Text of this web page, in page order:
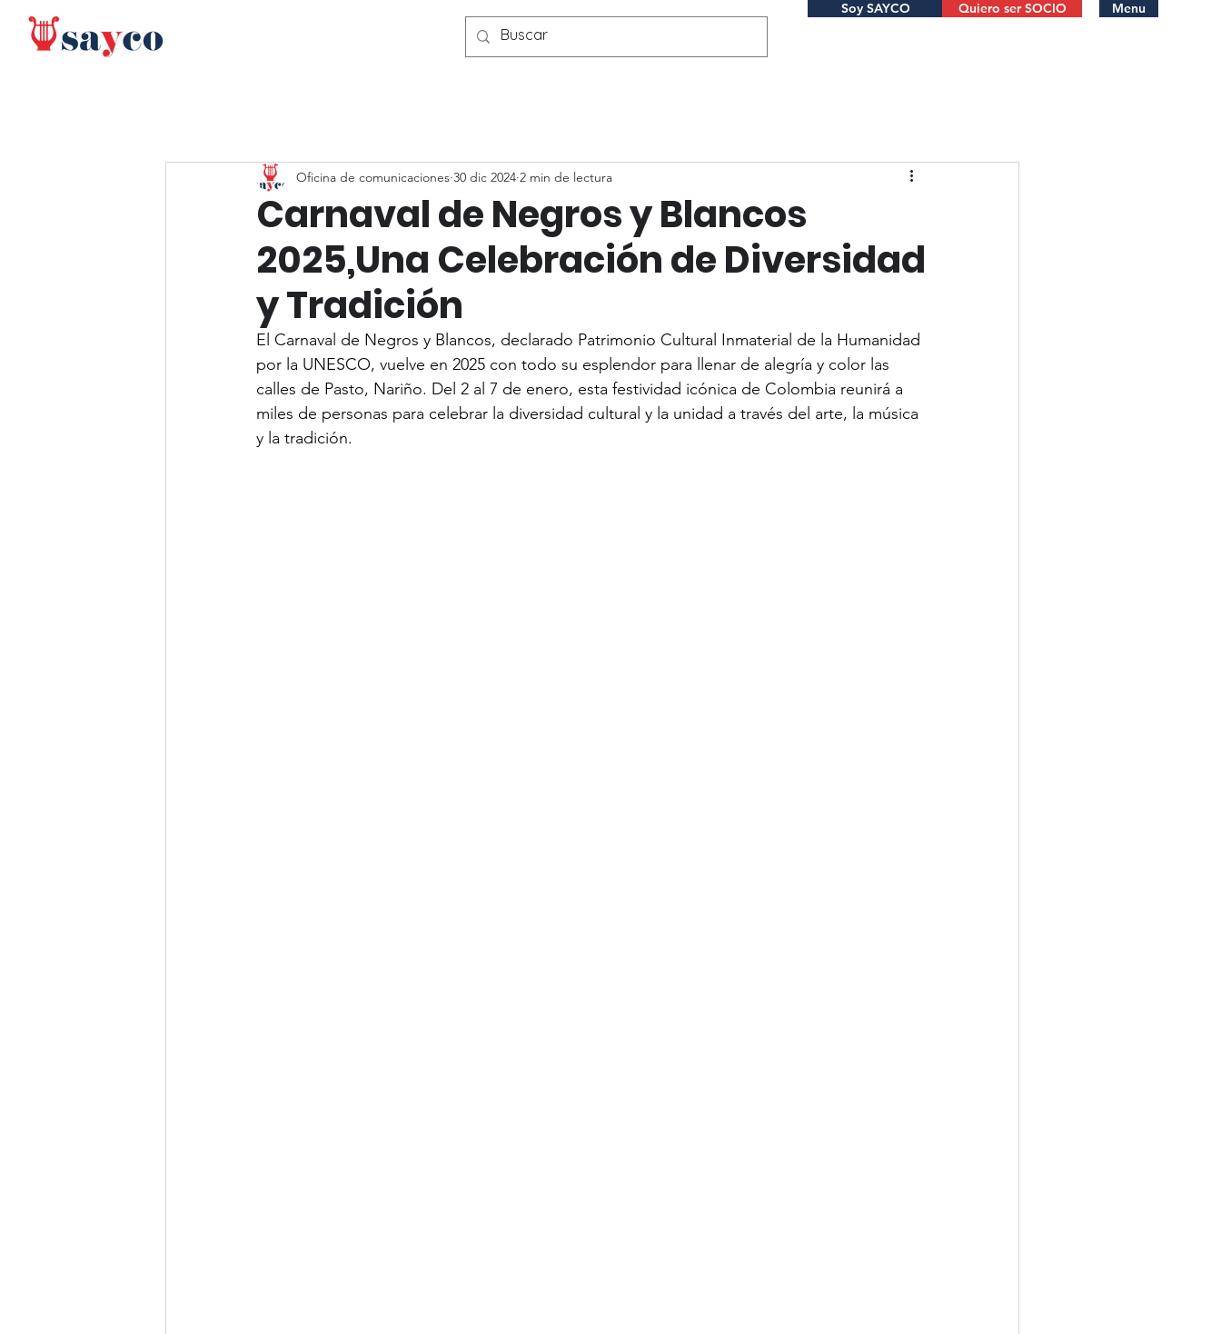
Menu
Soy SAYCO Quiero ser SOCIO
Carnaval de Negros y Blancos
2025,Una Celebración de Diversidad
y Tradición
Oficina de comunicaciones 30 dic 2024 2 min de lectura
El Carnaval de Negros y Blancos, declarado Patrimonio Cultural Inmaterial de la Humanidad
por la UNESCO, vuelve en 2025 con todo su esplendor para llenar de alegría y color las
calles de Pasto, Nariño. Del 2 al 7 de enero, esta festividad icónica de Colombia reunirá a
miles de personas para celebrar la diversidad cultural y la unidad a través del arte, la música
y la tradición.